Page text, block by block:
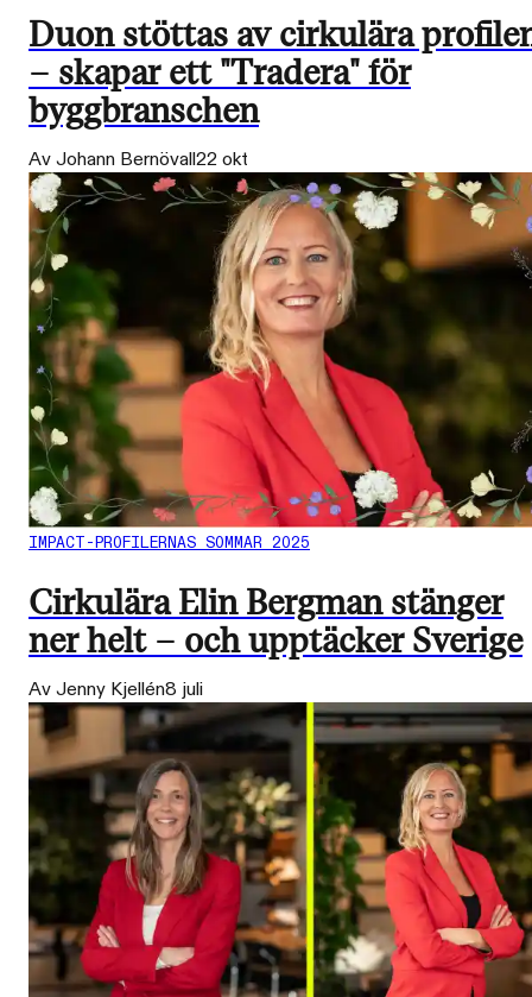
Duon stöttas av cirkulära
– skapar ett "Tradera" för
byggbranschen
Av Johann Bernövall22 okt
IMPACT-PROFILERNAS SOMMAR 2025
Cirkulära Elin Bergman stänger
ner helt – och upptäcker Sverige
Av Jenny Kjellén8 juli